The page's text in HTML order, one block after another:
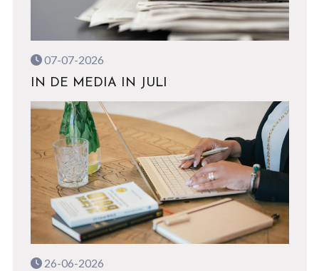
07-07-2026
IN DE MEDIA IN JULI
26-06-2026